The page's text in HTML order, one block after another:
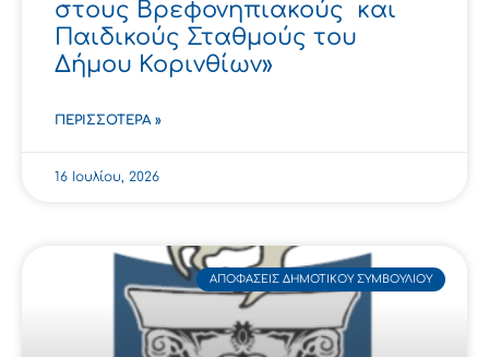
στους Βρεφονηπιακούς και
Παιδικούς Σταθμούς του
Δήμου Κορινθίων»
ΠΕΡΙΣΣΌΤΕΡΑ »
16 Ιουλίου, 2026
ΑΠΟΦΆΣΕΙΣ ΔΗΜΟΤΙΚΟΎ ΣΥΜΒΟΥΛΊΟΥ